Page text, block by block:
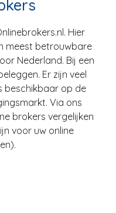
Hier
meest betrouwbare
Nederland. Bij een
Er zijn veel
beschikbaar op de
Via ons
brokers vergelijken
voor uw online